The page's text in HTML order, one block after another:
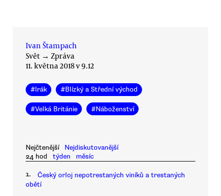
Ivan Štampach
Svět → Zpráva
11. května 2018 v 9.12
#Irák #Blízký a Střední východ
#Velká Británie #Náboženství
Nejčtenější
Nejdiskutovanější
24 hod
týden měsíc
1.
Český orloj nepotrestaných viníků a trestaných
obětí